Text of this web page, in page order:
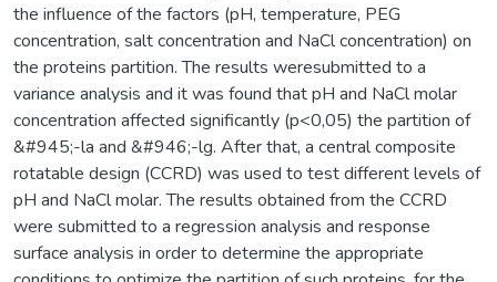
the influence of the factors (pH, temperature, PEG
concentration, salt concentration and NaCl concentration) on
the proteins partition. The results weresubmitted to a
variance analysis and it was found that pH and NaCl molar
concentration affected significantly (p<0,05) the partition of
&#945;-la and &#946;-lg. After that, a central composite
rotatable design (CCRD) was used to test different levels of
pH and NaCl molar. The results obtained from the CCRD
were submitted to a regression analysis and response
surface analysis in order to determine the appropriate